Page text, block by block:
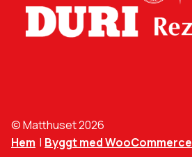
© Matthuset 2026
Hem
Byggt med WooCommerce